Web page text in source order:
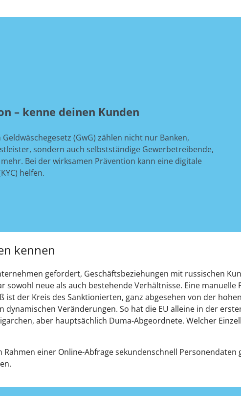
– kenne deinen Kunden
(GwG) zählen nicht nur Banken,
sondern auch selbstständige Gewerbetreibende,
Bei der wirksamen Prävention kann eine digitale
helfen.
kennen
gefordert, Geschäftsbeziehungen mit russischen
neue als auch bestehende Verhältnisse. Eine manuelle
ist der Kreis des Sanktionierten, ganz abgesehen von der
Veränderungen. So hat die EU alleine in der
aber hauptsächlich Duma-Abgeordnete. Welcher
Rahmen einer Online-Abfrage sekundenschnell